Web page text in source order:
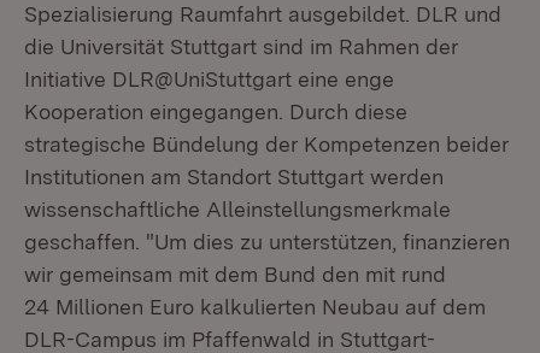
Spezialisierung Raumfahrt ausgebildet. DLR und
die Universität Stuttgart sind im Rahmen der
Initiative DLR@UniStuttgart eine enge
Kooperation eingegangen. Durch diese
strategische Bündelung der Kompetenzen beider
Institutionen am Standort Stuttgart werden
wissenschaftliche Alleinstellungsmerkmale
geschaffen. "Um dies zu unterstützen, finanzieren
wir gemeinsam mit dem Bund den mit rund
24 Millionen Euro kalkulierten Neubau auf dem
DLR-Campus im Pfaffenwald in Stuttgart-